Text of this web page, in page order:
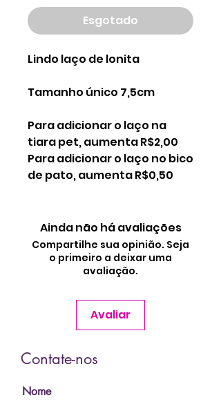
Esgotado
Lindo laço de lonita
Tamanho único 7,5cm
Para adicionar o laço na
tiara pet, aumenta R$2,00
Para adicionar o laço no bico
de pato, aumenta R$0,50
Ainda não há avaliações
Compartilhe sua opinião. Seja
o primeiro a deixar uma
avaliação.
Avaliar
Contate-nos
Nome